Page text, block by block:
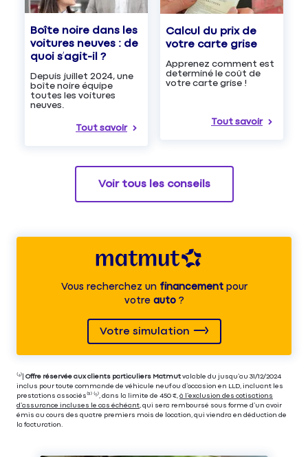
Boîte noire dans les
voitures neuves : de
quoi s’agit-il ?
Depuis juillet 2024, une
boîte noire équipe
toutes les voitures
neuves.
Tout savoir
Calcul du prix de
votre carte grise
Apprenez comment est
determiné le coût de
votre carte grise !
Tout savoir
Voir tous les conseils
Vous recherchez unfinancementpour
votre auto?
Votre simulation
⁽⁴⁾| Offre réservée aux clients particuliers Matmut valable du jusqu’au 31/12/2024
inclus pour toute commande de véhicule neuf ou d’occasion en LLD, incluant les
prestations associés⁽³⁾ ⁽⁵⁾, dans la limite de 450 €, à l’exclusion des cotisations
d’assurance incluses le cas échéant , qui sera remboursé sous forme d’un avoir
émis au cours des quatre premiers mois de location, qui viendra en déduction de
la facturation.